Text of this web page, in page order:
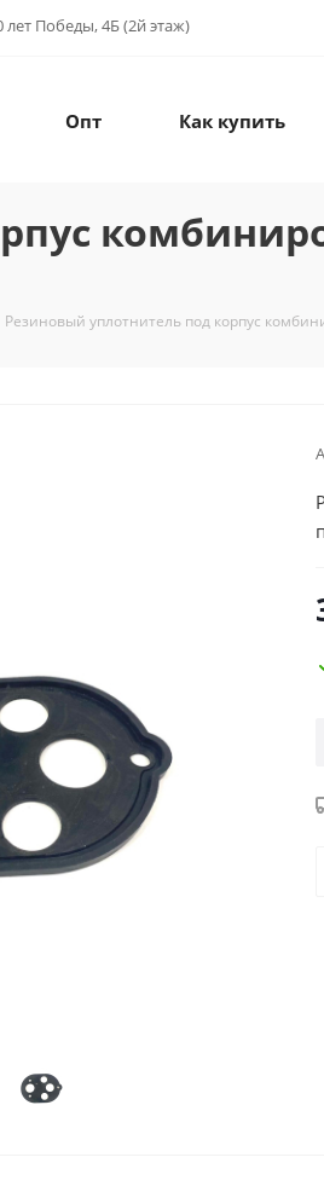
лет Победы, 4Б (2й этаж)
Опт Как купить
Резиновый уплотнитель под корпус